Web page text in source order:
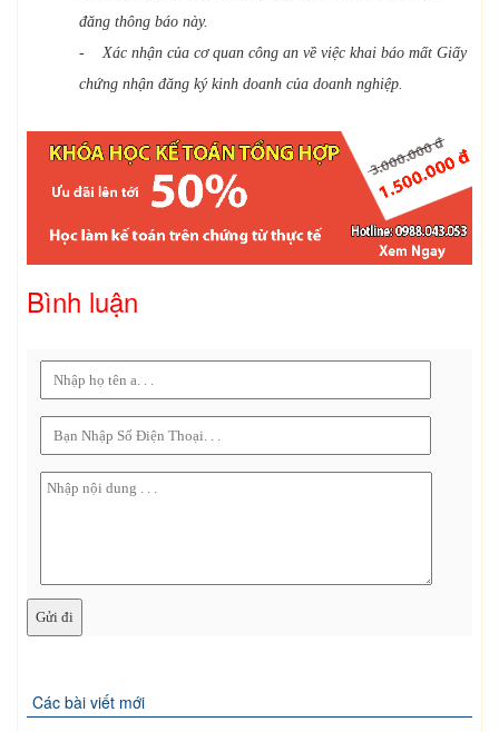
đăng thông báo này.
- Xác nhận của cơ quan công an về việc khai báo mất Giấy
chứng nhận đăng ký kinh doanh của doanh nghiệp.
Bình luận
Các bài viết mới